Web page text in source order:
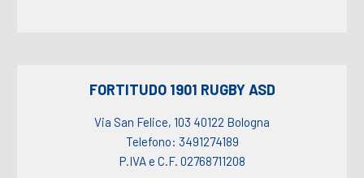
FORTITUDO 1901 RUGBY ASD
Via San Felice, 103 40122 Bologna
Telefono: 3491274189
P.IVA e C.F. 02768711208